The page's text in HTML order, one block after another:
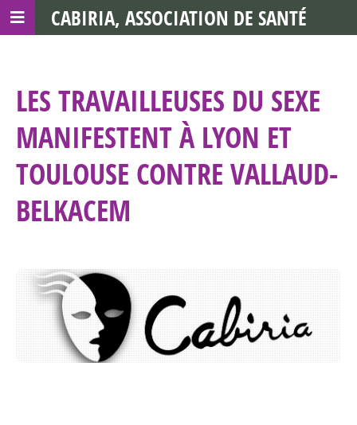
LES TRAVAILLEUSES DU SEXE
MANIFESTENT À LYON ET
TOULOUSE CONTRE VALLAUD-
BELKACEM
CABIRIA, ASSOCIATION DE SANTÉ